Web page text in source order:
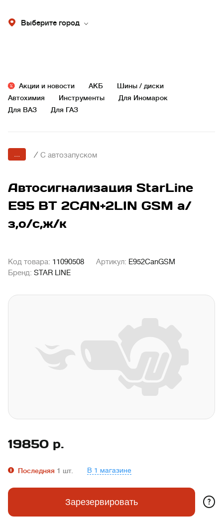
Выберите город
Акции и новости АКБ
Шины / диски
Автохимия
Инструменты
Для Иномарок
Для ВАЗ
Для ГАЗ
... / С автозапуском
Автосигнализация StarLine
E95 BT 2CAN+2LIN GSM а/
з,о/с,ж/к
Код товара: 11090508 Артикул: E952CanGSM
Бренд: STAR LINE
19850 р.
Последняя 1 шт. В 1 магазине
Зарезервировать ?